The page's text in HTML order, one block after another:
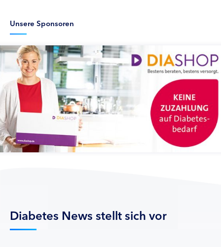
Unsere Sponsoren
Diabetes News stellt sich vor